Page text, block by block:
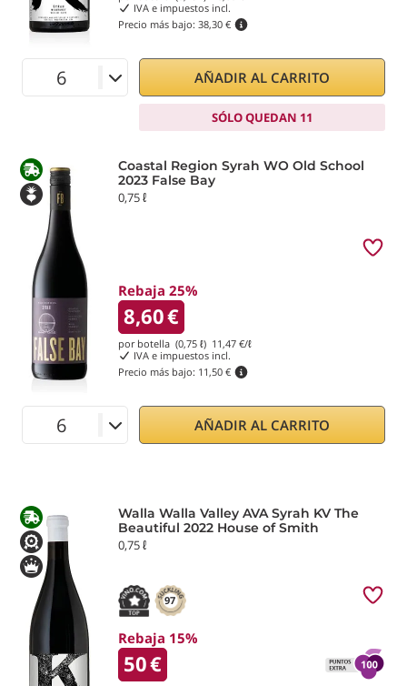
IVA e impuestos incl.
Precio más bajo: 38,30 €
AÑADIR AL CARRITO
SÓLO QUEDAN 11
Coastal Region Syrah WO Old School
2023 False Bay
0,75 ℓ
Rebaja 25%
8,60€
por botella (0,75 ℓ) 11,47 €/ℓ
IVA e impuestos incl.
Precio más bajo: 11,50 €
AÑADIR AL CARRITO
Walla Walla Valley AVA Syrah KV The
Beautiful 2022 House of Smith
0,75 ℓ
97
Rebaja 15%
50€